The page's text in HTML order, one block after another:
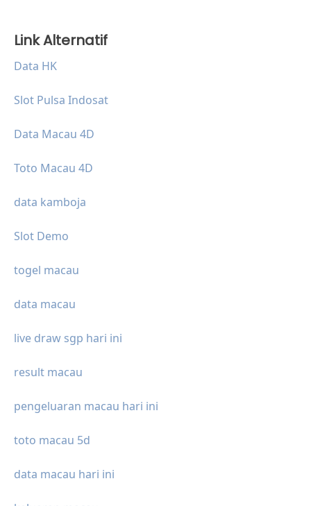
Link Alternatif
Data HK
Slot Pulsa Indosat
Data Macau 4D
Toto Macau 4D
data kamboja
Slot Demo
togel macau
data macau
live draw sgp hari ini
result macau
pengeluaran macau hari ini
toto macau 5d
data macau hari ini